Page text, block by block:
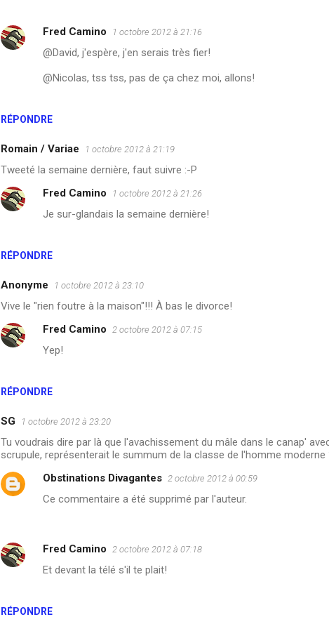
RÉPONDRE
Fred Camino 1 octobre 2012 à 21:16
@David, j'espère, j'en serais très fier!
@Nicolas, tss tss, pas de ça chez moi, allons!
Romain / Variae 1 octobre 2012 à 21:19
Tweeté la semaine dernière, faut suivre :-P
RÉPONDRE
Fred Camino 1 octobre 2012 à 21:26
Je sur-glandais la semaine dernière!
Anonyme 1 octobre 2012 à 23:10
Vive le "rien foutre à la maison"!!! À bas le divorce!
RÉPONDRE
Fred Camino 2 octobre 2012 à 07:15
Yep!
SG 1 octobre 2012 à 23:20
Tu voudrais dire par là que l'avachissement du mâle dans le canap'
scrupule, représenterait le summum de la classe de l'homme moderne
RÉPONDRE
Obstinations Divagantes 2 octobre 2012 à 00:59
Ce commentaire a été supprimé par l'auteur.
Fred Camino 2 octobre 2012 à 07:18
Et devant la télé s'il te plait!